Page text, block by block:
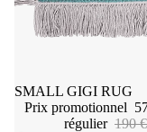
Promotion
SMALL GIGI RUG
Prix promotionnel
régulier 190 €